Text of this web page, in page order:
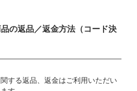
ツ
の返品／返金方法（コード決
する返品、返金はご利用いただい